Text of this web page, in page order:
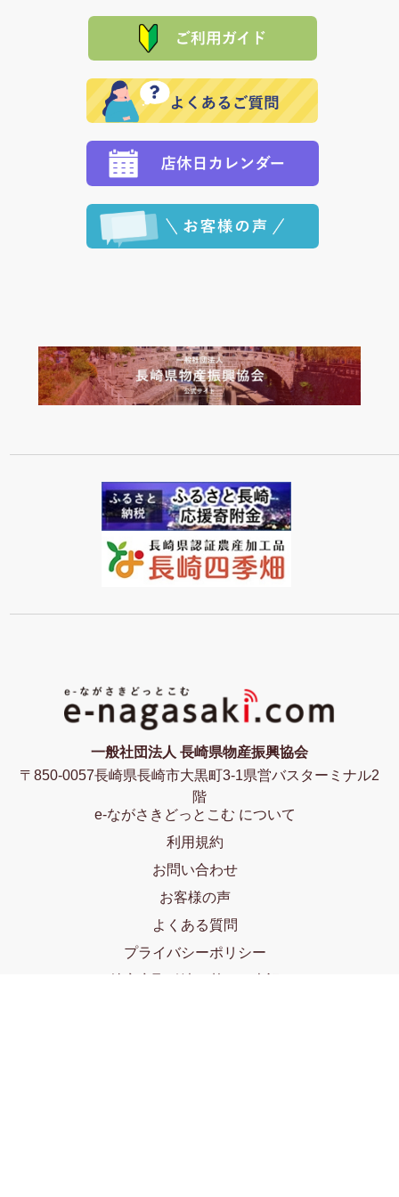
れの生産メーカーからお客様の元へ直送いたしますの
で、 それぞれ個別に送料が必要になります。
品代金を返金いたします。）
その際は誠に申し訳ありませんが、当協会までご注文
願いいたします。
た場合、お客様からの ご入金を確認した後で、商品を
※「クレジットカード」「PayPay」「楽天ペイ」を指
定された場合は、準備出来次第の便にてお送りいたし
ます。 （到着日指定をされている場合は、ご指定の日
程に合わせてお届けいたします。）
一般社団法人 長崎県物産振興協会
〒850-0057長崎県長崎市大黒町3-1県営バスターミナル2
階
e-ながさきどっとこむ について
利用規約
お問い合わせ
お客様の声
よくある質問
プライバシーポリシー